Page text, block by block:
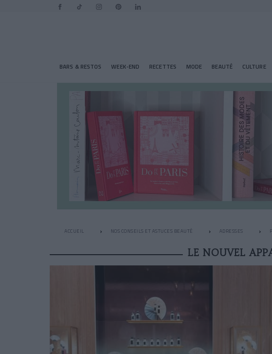
BARS & RESTOS WEEK-END RECETTES MODE BEAUTÉ CULTURE
ACCUEIL NOS CONSEILS ET ASTUCES BEAUTÉ ADRESSES
LE NOUVEL